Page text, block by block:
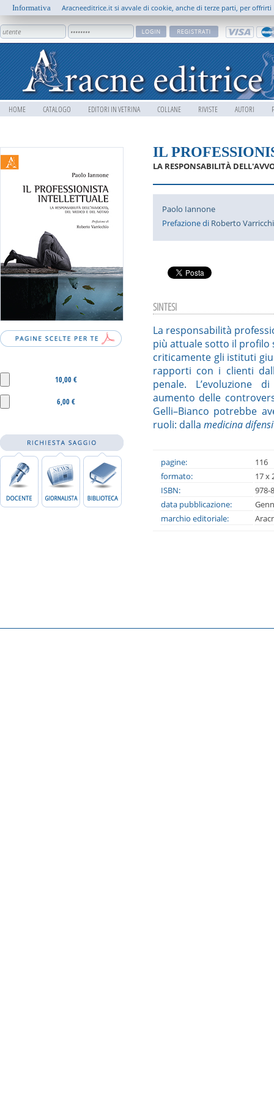
HOME CATALOGO EDITORI IN VETRINA COLLANE RIVISTE AUTORI
IL
LA RESPONSABILITÀ
10,00 €
6,00 €
Paolo Iannone
Prefazione di Roberto
SINTESI
La responsabilità
più attuale sotto il profilo
criticamente gli istituti
rapporti con i clienti
penale. L’evoluzione
aumento delle
Gelli–Bianco potrebbe
ruoli: dalla medicina
pagine:
116
formato:
17 x
ISBN:
978-
data pubblicazione:
marchio editoriale:
Informativa Aracneeditrice.it si avvale di cookie, anche di terze parti, per